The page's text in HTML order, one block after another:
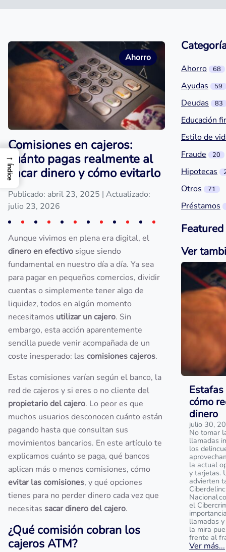
Ahorro
Comisiones en cajeros:
cuánto pagas realmente al
sacar dinero y cómo evitarlo
Publicado: abril 23, 2025 | Actualizado:
julio 23, 2026
Aunque vivimos en plena era digital, el
dinero en efectivo sigue siendo
fundamental en nuestro día a día. Ya sea
para pagar en pequeños comercios, dividir
cuentas o simplemente tener algo de
liquidez, todos en algún momento
necesitamos utilizar un cajero. Sin
embargo, esta acción aparentemente
sencilla puede venir acompañada de un
coste inesperado: las comisiones cajeros.
Estas comisiones varían según el banco, la
red de cajeros y si eres o no cliente del
propietario del cajero. Lo peor es que
muchos usuarios desconocen cuánto están
pagando hasta que consultan sus
movimientos bancarios. En este artículo te
explicamos cuánto se paga, qué bancos
aplican más o menos comisiones, cómo
evitar las comisiones, y qué opciones
tienes para no perder dinero cada vez que
necesitas sacar dinero del cajero.
¿Qué comisión cobran los
cajeros ATM?
Ahorro 68
Ayudas 59
Deudas 83
Educación
Estilo de
Fraude
20
Hipotecas
Otros 71
Préstamos
Ver
cómo
dinero
julio 30,
No tomar
llamadas
los
la actual
y tarjetas.
advierten
Nacional
el
llamadas
la mira
frente al
Ver más...
→
Índice